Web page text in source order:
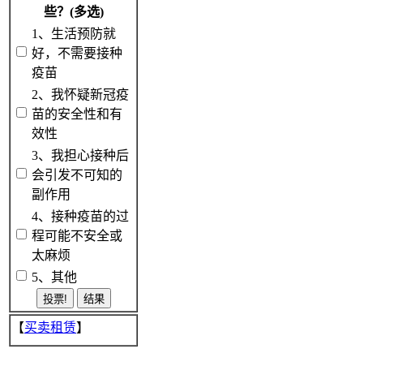
些？(多选)
1、生活预防就
好，不需要接种
疫苗
2、我怀疑新冠疫
苗的安全性和有
效性
3、我担心接种后
会引发不可知的
副作用
4、接种疫苗的过
程可能不安全或
太麻烦
5、其他
【买卖租赁】